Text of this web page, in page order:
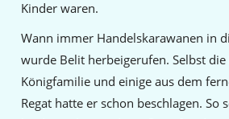
Kinder waren.
Wann immer Handelskarawanen in
wurde Belit herbeigerufen. Selbst
Königfamilie und einige aus dem
Regat hatte er schon beschlagen. So